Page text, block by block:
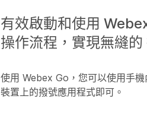
有效啟動和使用
操作流程，實現無縫的
使用 Webex Go，您可以使用手
裝置上的撥號應用程式即可。